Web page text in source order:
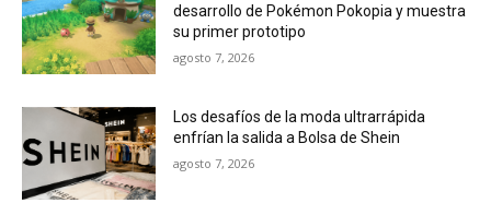
desarrollo de Pokémon Pokopia y muestra
su primer prototipo
agosto 7, 2026
Los desafíos de la moda ultrarrápida
enfrían la salida a Bolsa de Shein
agosto 7, 2026